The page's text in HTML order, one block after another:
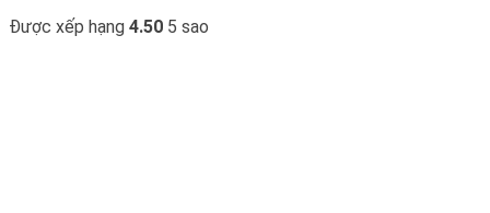
Được xếp hạng 4.50 5 sao